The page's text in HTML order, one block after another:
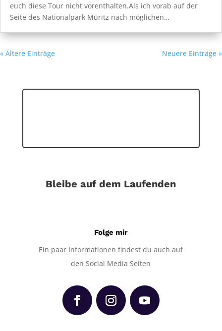
euch diese Tour nicht vorenthalten.Als ich vorab auf der
Seite des Nationalpark Müritz nach möglichen…
« Ältere Einträge Neuere Einträge »
Bleibe auf dem Laufenden
Folge mir
Ein paar Informationen findest du auch auf
den Social Media Seiten